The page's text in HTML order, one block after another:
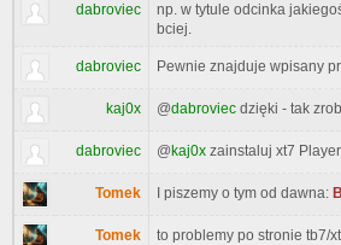
dabroviec
np. w tytule odcinka
bciej.
dabroviec Pewnie znajduje wpisany
kaj0x @dabroviec dzięki - tak
dabroviec @ kaj0x zainstaluj xt7
Tomek I piszemy o tym od dawna:
Tomek to problemy po stronie tb7/